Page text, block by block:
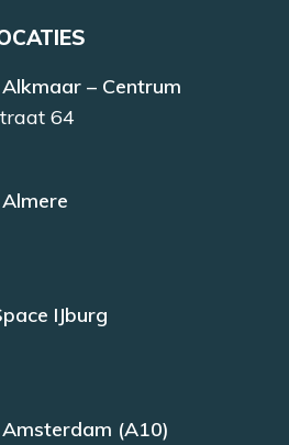
– Centrum
64
IJburg
(A10)